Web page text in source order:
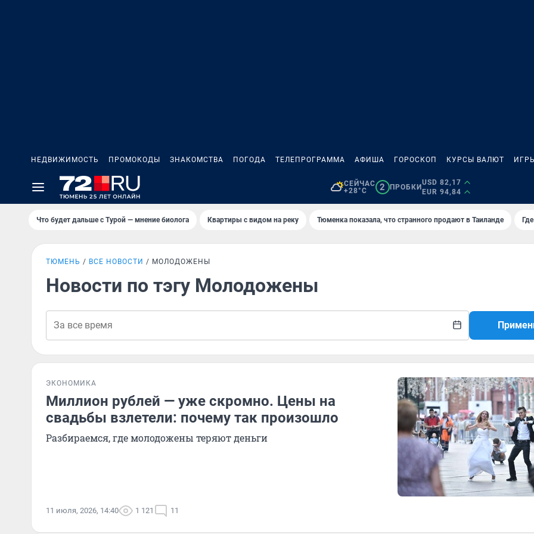
НЕДВИЖИМОСТЬ ПРОМОКОДЫ ЗНАКОМСТВА ПОГОДА ТЕЛЕПРОГРАММА АФИША ГОРОСКОП КУРСЫ ВАЛЮТ
СЕЙЧАС
+28°C
2 ПРОБКИ
USD 82,17
EUR 94,84
Что будет дальше с Турой — мнение биолога Квартиры с видом на реку Тюменка показала, что странного продают в Таиланде
ТЮМЕНЬ ВСЕ НОВОСТИ МОЛОДОЖЕНЫ
Новости по тэгу Молодожены
ЭКОНОМИКА
Миллион рублей — уже скромно. Цены на
свадьбы взлетели: почему так произошло
Разбираемся, где молодожены теряют деньги
11 июля, 2026, 14:40 1 121 11